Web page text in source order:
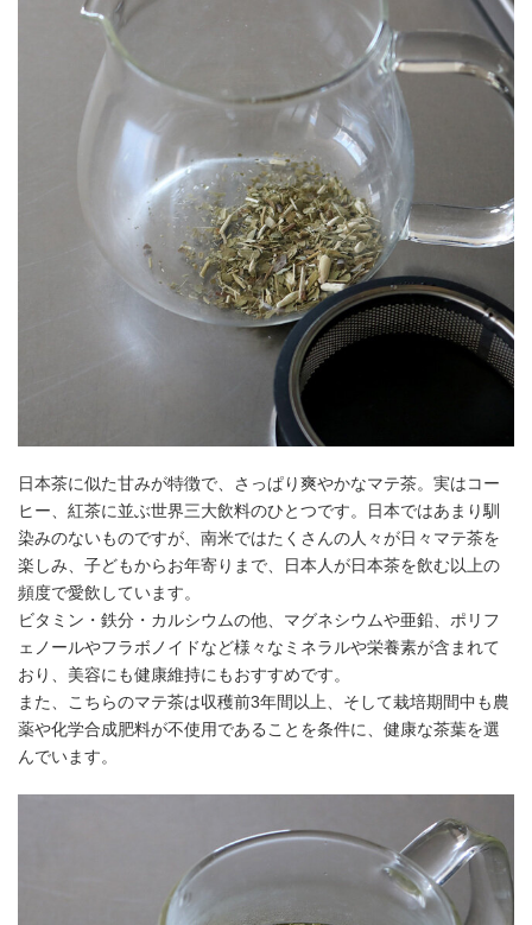
日本茶に似た甘みが特徴で、さっぱり爽やかなマテ茶。実はコー
ヒー、紅茶に並ぶ世界三大飲料のひとつです。日本ではあまり馴
染みのないものですが、南米ではたくさんの人々が日々マテ茶を
楽しみ、子どもからお年寄りまで、日本人が日本茶を飲む以上の
頻度で愛飲しています。
ビタミン・鉄分・カルシウムの他、マグネシウムや亜鉛、ポリフ
ェノールやフラボノイドなど様々なミネラルや栄養素が含まれて
おり、美容にも健康維持にもおすすめです。
また、こちらのマテ茶は収穫前3年間以上、そして栽培期間中も農
薬や化学合成肥料が不使用であることを条件に、健康な茶葉を選
んでいます。